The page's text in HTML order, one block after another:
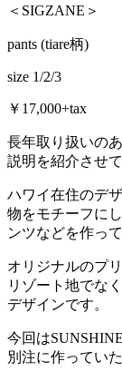
＜SIGZANE＞
pants (tiare柄)
size 1/2/3
￥17,000+tax
長年取り扱いの
説明を紹介させ
ハワイ在住のデ
物をモチーフに
ンツなどを作っ
オリジナルのプ
リゾート地でな
デザインです。
今回は
別注に作ってい